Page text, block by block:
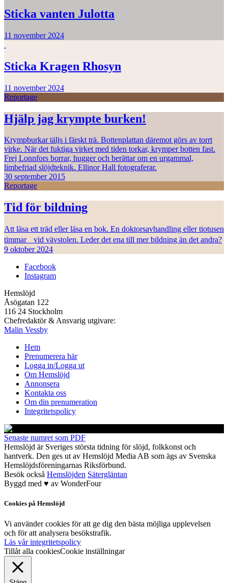
Sticka vanten Julotta
11 november 2024
Sticka Kragen Rhosyn
11 november 2024
Reportage
Hjälp jag krympte burken!
Krympburkar täljs i färskt trä. Bottenplattan däremot görs av torrt
virke. När det fuktiga virket med tiden torkar, krymper botten fast.
Frej Lonnfors borrar, hugger och berättar om en urgammal,
limbefriad slöjdteknik. Ellinor Hall fotograferar.
30 september 2015
Reportage
Tid för bildning
Att läsa ett träd eller läsa en bok. En doktorsavhandling eller tiotusen
timmar vid vävstolen. Leder det ena till mer bildning än det andra?
9 oktober 2024
Facebook
Instagram
Hemslöjd
Åsögatan 122
116 24 Stockholm
Chefredaktör & Ansvarig utgivare:
Malin Vessby
Hem
Prenumerera här
Logga in/Logga ut
Om Hemslöjd
Annonsera
Kontakta oss
Om din prenumeration
Integritetspolicy
Senaste numret som PDF
Hemslöjd är Sveriges största tidning för slöjd, folkkonst och
hantverk. Den ges ut av Hemslöjd Media AB som ägs av Svenska
Hemslöjdsföreningarnas Riksförbund.
Besök också Hemslöjden Sätergläntan
Byggd med ♥ av WonderFour
Cookies på Hemslöjd
Vi använder cookies för att ge dig den bästa möjliga upplevelsen
och för att analysera besökstrafik.
Läs vår integritetspolicy
Tillåt alla cookiesCookie inställningar